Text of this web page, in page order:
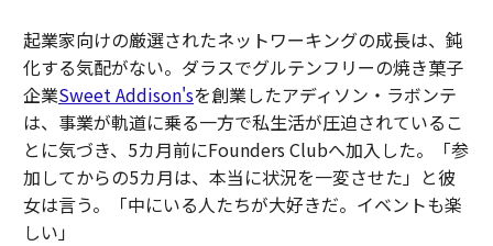
起業家向けの厳選されたネットワーキングの成長は、鈍
化する気配がない。ダラスでグルテンフリーの焼き菓子
企業Sweet Addison'sを創業したアディソン・ラボンテ
は、事業が軌道に乗る一方で私生活が圧迫されているこ
とに気づき、5カ月前にFounders Clubへ加入した。「参
加してからの5カ月は、本当に状況を一変させた」と彼
女は言う。「中にいる人たちが大好きだ。イベントも楽
しい」